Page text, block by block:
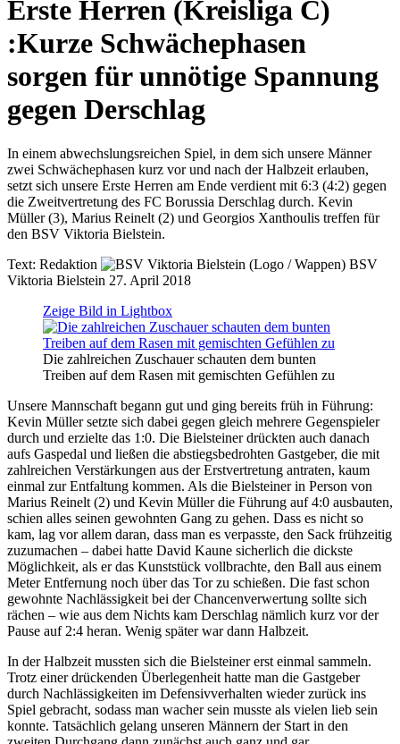
Erste Herren (Kreisliga C)
:Kurze Schwächephasen
sorgen für unnötige Spannung
gegen Derschlag
In einem abwechslungsreichen Spiel, in dem sich unsere Männer
zwei Schwächephasen kurz vor und nach der Halbzeit erlauben,
setzt sich unsere Erste Herren am Ende verdient mit 6:3 (4:2) gegen
die Zweitvertretung des FC Borussia Derschlag durch. Kevin
Müller (3), Marius Reinelt (2) und Georgios Xanthoulis treffen für
den BSV Viktoria Bielstein.
Text: Redaktion
BSV
Viktoria Bielstein 27. April 2018
Zeige Bild in Lightbox
Die zahlreichen Zuschauer schauten dem bunten
Treiben auf dem Rasen mit gemischten Gefühlen zu
Unsere Mannschaft begann gut und ging bereits früh in Führung:
Kevin Müller setzte sich dabei gegen gleich mehrere Gegenspieler
durch und erzielte das 1:0. Die Bielsteiner drückten auch danach
aufs Gaspedal und ließen die abstiegsbedrohten Gastgeber, die mit
zahlreichen Verstärkungen aus der Erstvertretung antraten, kaum
einmal zur Entfaltung kommen. Als die Bielsteiner in Person von
Marius Reinelt (2) und Kevin Müller die Führung auf 4:0 ausbauten,
schien alles seinen gewohnten Gang zu gehen. Dass es nicht so
kam, lag vor allem daran, dass man es verpasste, den Sack frühzeitig
zuzumachen – dabei hatte David Kaune sicherlich die dickste
Möglichkeit, als er das Kunststück vollbrachte, den Ball aus einem
Meter Entfernung noch über das Tor zu schießen. Die fast schon
gewohnte Nachlässigkeit bei der Chancenverwertung sollte sich
rächen – wie aus dem Nichts kam Derschlag nämlich kurz vor der
Pause auf 2:4 heran. Wenig später war dann Halbzeit.
In der Halbzeit mussten sich die Bielsteiner erst einmal sammeln.
Trotz einer drückenden Überlegenheit hatte man die Gastgeber
durch Nachlässigkeiten im Defensivverhalten wieder zurück ins
Spiel gebracht, sodass man wacher sein musste als vielen lieb sein
konnte. Tatsächlich gelang unseren Männern der Start in den